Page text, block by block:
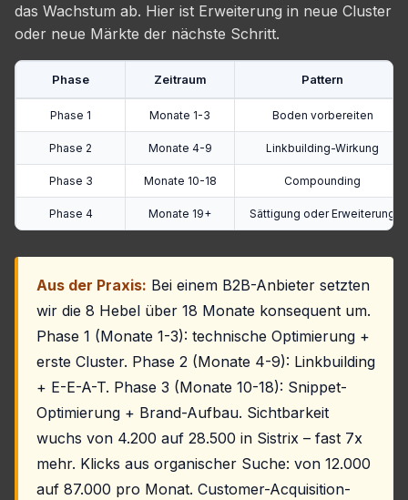
das Wachstum ab. Hier ist Erweiterung in neue Cluster
oder neue Märkte der nächste Schritt.
Phase Zeitraum Pattern
Phase 1 Monate 1-3 Boden vorbereiten
Phase 2 Monate 4-9 Linkbuilding-Wirkung
Phase 3 Monate 10-18 Compounding
Phase 4 Monate 19+ Sättigung oder Erweiterung
Aus der Praxis: Bei einem B2B-Anbieter setzten
wir die 8 Hebel über 18 Monate konsequent um.
Phase 1 (Monate 1-3): technische Optimierung +
erste Cluster. Phase 2 (Monate 4-9): Linkbuilding
+ E-E-A-T. Phase 3 (Monate 10-18): Snippet-
Optimierung + Brand-Aufbau. Sichtbarkeit
wuchs von 4.200 auf 28.500 in Sistrix – fast 7x
mehr. Klicks aus organischer Suche: von 12.000
auf 87.000 pro Monat. Customer-Acquisition-